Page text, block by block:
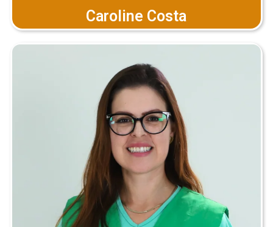
Caroline Costa